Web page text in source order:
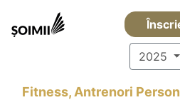
2025
Fitness, Antrenori